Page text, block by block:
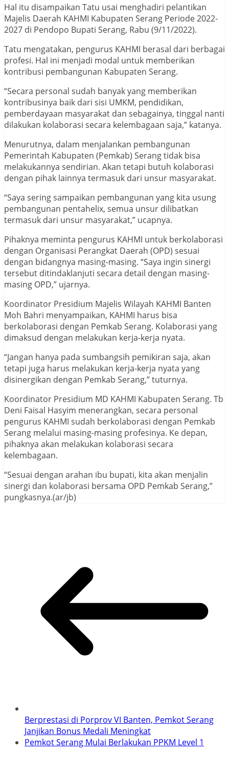
Hal itu disampaikan Tatu usai menghadiri pelantikan
Majelis Daerah KAHMI Kabupaten Serang Periode 2022-
2027 di Pendopo Bupati Serang, Rabu (9/11/2022).
Tatu mengatakan, pengurus KAHMI berasal dari berbagai
profesi. Hal ini menjadi modal untuk memberikan
kontribusi pembangunan Kabupaten Serang.
“Secara personal sudah banyak yang memberikan
kontribusinya baik dari sisi UMKM, pendidikan,
pemberdayaan masyarakat dan sebagainya, tinggal nanti
dilakukan kolaborasi secara kelembagaan saja,” katanya.
Menurutnya, dalam menjalankan pembangunan
Pemerintah Kabupaten (Pemkab) Serang tidak bisa
melakukannya sendirian. Akan tetapi butuh kolaborasi
dengan pihak lainnya termasuk dari unsur masyarakat.
“Saya sering sampaikan pembangunan yang kita usung
pembangunan pentahelix, semua unsur dilibatkan
termasuk dari unsur masyarakat,” ucapnya.
Pihaknya meminta pengurus KAHMI untuk berkolaborasi
dengan Organisasi Perangkat Daerah (OPD) sesuai
dengan bidangnya masing-masing. “Saya ingin sinergi
tersebut ditindaklanjuti secara detail dengan masing-
masing OPD,” ujarnya.
Koordinator Presidium Majelis Wilayah KAHMI Banten
Moh Bahri menyampaikan, KAHMI harus bisa
berkolaborasi dengan Pemkab Serang. Kolaborasi yang
dimaksud dengan melakukan kerja-kerja nyata.
“Jangan hanya pada sumbangsih pemikiran saja, akan
tetapi juga harus melakukan kerja-kerja nyata yang
disinergikan dengan Pemkab Serang,” tuturnya.
Koordinator Presidium MD KAHMI Kabupaten Serang. Tb
Deni Faisal Hasyim menerangkan, secara personal
pengurus KAHMI sudah berkolaborasi dengan Pemkab
Serang melalui masing-masing profesinya. Ke depan,
pihaknya akan melakukan kolaborasi secara
kelembagaan.
“Sesuai dengan arahan ibu bupati, kita akan menjalin
sinergi dan kolaborasi bersama OPD Pemkab Serang,”
pungkasnya.(ar/jb)
Berprestasi di Porprov VI Banten, Pemkot Serang
Janjikan Bonus Medali Meningkat
Pemkot Serang Mulai Berlakukan PPKM Level 1